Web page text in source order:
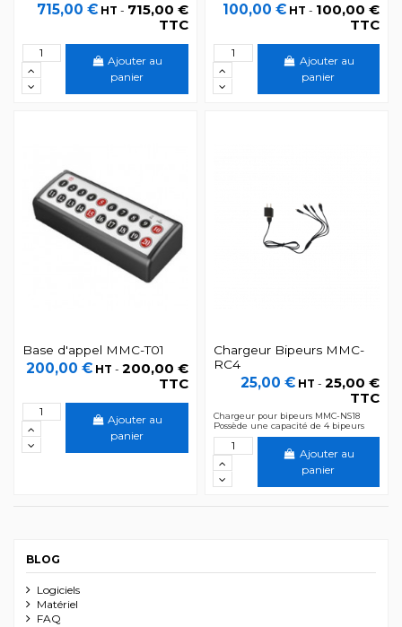
715,00 € HT - 715,00 €
TTC
Ajouter au
panier
100,00 € HT - 100,00 €
TTC
Ajouter au
panier
Base d'appel MMC-T01
200,00 € HT -200,00 €
TTC
Ajouter au
panier
Chargeur Bipeurs MMC-
RC4
25,00 € HT -25,00 €
TTC
Chargeur pour bipeurs MMC-NS18
Possède une capacité de 4 bipeurs
Ajouter au
panier
BLOG
Logiciels
Matériel
FAQ